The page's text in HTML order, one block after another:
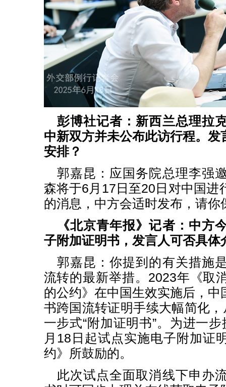
彭博社记者：新西兰总理拉
中新双方并未公布此访行程。发
安排？
郭嘉昆：应国务院总理李强
森将于6月17日至20日对中国进
的消息，中方会适时发布，请你
《北京青年报》记者：中方
子附加证明书，发言人可否具体
郭嘉昆：你提到的有关措施
流转的最新举措。2023年《取
的公约》在中国生效实施后，中
书跨国流转证明手续大幅简化，
一步式“附加证明书”。为进一
月18日起试点实施电子附加证
约》所鼓励的。
此次试点全面取消线下申办